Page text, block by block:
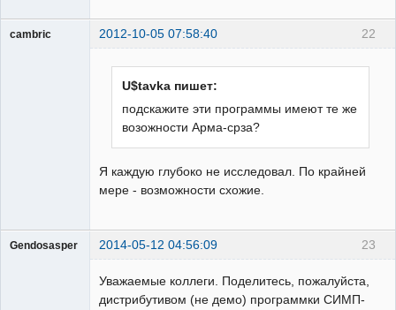
22
cambric 2012-10-05 07:58:40
U$tavka пишет:
подскажите эти программы имеют те же
возожности Арма-срза?
Я каждую глубоко не исследовал. По крайней
мере - возможности схожие.
23
Gendosasper 2014-05-12 04:56:09
Уважаемые коллеги. Поделитесь, пожалуйста,
дистрибутивом (не демо) программки СИМП-